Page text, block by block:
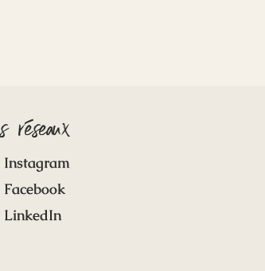
réseaux
Instagram
Facebook
LinkedIn